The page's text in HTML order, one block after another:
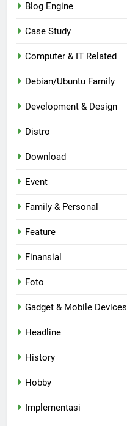
Blog Engine
Case Study
Computer & IT Related
Debian/Ubuntu Family
Development & Design
Distro
Download
Event
Family & Personal
Feature
Finansial
Foto
Gadget & Mobile Devices
Headline
History
Hobby
Implementasi